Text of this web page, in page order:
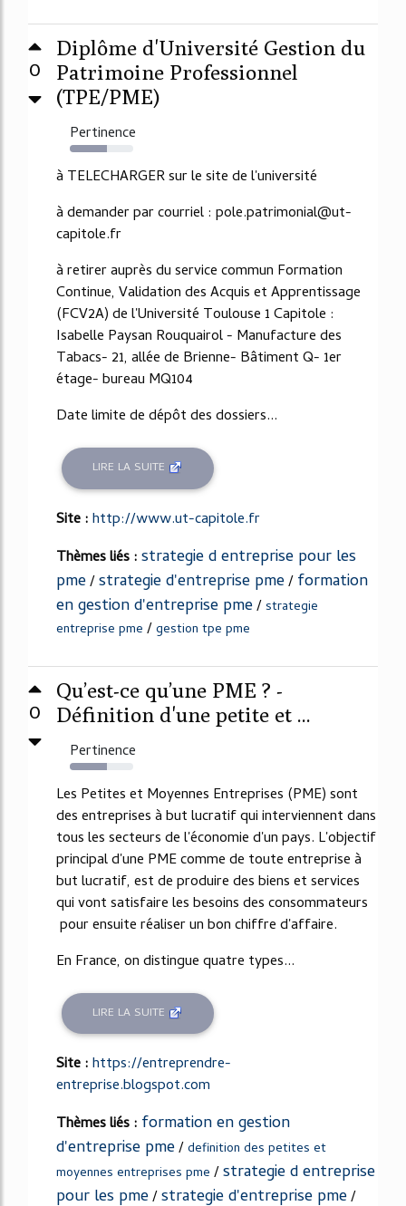
0
Diplôme d'Université Gestion du
Patrimoine Professionnel
(TPE/PME)
Pertinence
59%
à TELECHARGER sur le site de l'université
à demander par courriel : pole.patrimonial@ut-
capitole.fr
à retirer auprès du service commun Formation
Continue, Validation des Acquis et Apprentissage
(FCV2A) de l'Université Toulouse 1 Capitole :
Isabelle Paysan Rouquairol - Manufacture des
Tabacs- 21, allée de Brienne- Bâtiment Q- 1er
étage- bureau MQ104
Date limite de dépôt des dossiers...
LIRE LA SUITE
Site :http://www.ut-capitole.fr
Thèmes liés :strategie d entreprise pour les
pme/strategie d'entreprise pme/formation
en gestion d'entreprise pme/strategie
entreprise pme /gestion tpe pme
0
Qu’est-ce qu’une PME ? -
Définition d'une petite et ...
Pertinence
59%
Les Petites et Moyennes Entreprises (PME) sont
des entreprises à but lucratif qui interviennent dans
tous les secteurs de l'économie d'un pays. L'objectif
principal d'une PME comme de toute entreprise à
but lucratif, est de produire des biens et services
qui vont satisfaire les besoins des consommateurs
pour ensuite réaliser un bon chiffre d'affaire.
En France, on distingue quatre types...
LIRE LA SUITE
Site :https://entreprendre-
entreprise.blogspot.com
Thèmes liés : formation en gestion
d'entreprise pme/definition des petites et
moyennes entreprises pme /strategie d entreprise
pour les pme/strategie d'entreprise pme/